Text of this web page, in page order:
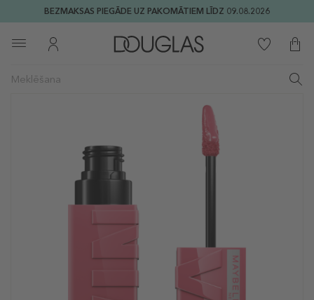
BEZMAKSAS PIEGĀDE UZ PAKOMĀTIEM LĪDZ 09.08.2026